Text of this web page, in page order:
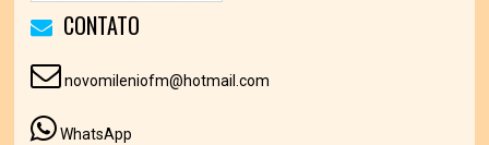
CONTATO
novomileniofm@hotmail.com
WhatsApp